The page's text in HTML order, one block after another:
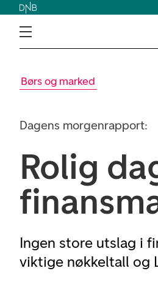
Børs og marked
Dagens morgenrapport:
Rolig
Ingen store utslag i
viktige nøkkeltall og